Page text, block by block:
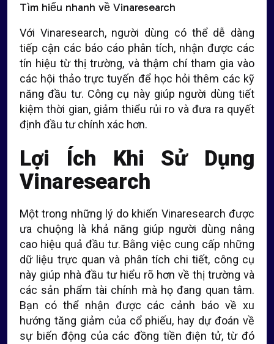
Tìm hiểu nhanh về Vinaresearch
Với Vinaresearch, người dùng có thể dễ dàng
tiếp cận các báo cáo phân tích, nhận được các
tín hiệu từ thị trường, và thậm chí tham gia vào
các hội thảo trực tuyến để học hỏi thêm các kỹ
năng đầu tư. Công cụ này giúp người dùng tiết
kiệm thời gian, giảm thiểu rủi ro và đưa ra quyết
định đầu tư chính xác hơn.
Lợi Ích Khi Sử Dụng
Vinaresearch
Một trong những lý do khiến Vinaresearch được
ưa chuộng là khả năng giúp người dùng nâng
cao hiệu quả đầu tư. Bằng việc cung cấp những
dữ liệu trực quan và phân tích chi tiết, công cụ
này giúp nhà đầu tư hiểu rõ hơn về thị trường và
các sản phẩm tài chính mà họ đang quan tâm.
Bạn có thể nhận được các cảnh báo về xu
hướng tăng giảm của cổ phiếu, hay dự đoán về
sự biến động của các đồng tiền điện tử, từ đó